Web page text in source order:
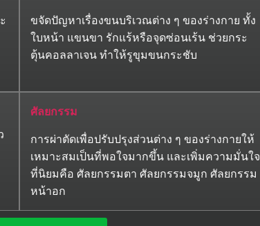
ขจัดปัญหาเรื่องขนบริเวณต่าง ๆ ของร่างกาย ทั้ง
ใบหน้า แขนขา รักแร้หรือจุดซ่อนเร้น ช่วยกระ
ตุ้นคอลลาเจน ทำให้รูขุมขนกระชับ
ศัลยกรรม
การผ่าตัดเพื่อปรับปรุงส่วนต่าง ๆ ของร่างกายให้
เหมาะสมเป็นที่พอใจมากขึ้น และเพิ่มความมั่นใจ
ที่นิยมคือ ศัลยกรรมตา ศัลยกรรมจมูก ศัลยกรรม
หน้าอก